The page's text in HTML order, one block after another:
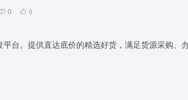
0 0
台。提供直达底价的精选好货，满足货源采购、